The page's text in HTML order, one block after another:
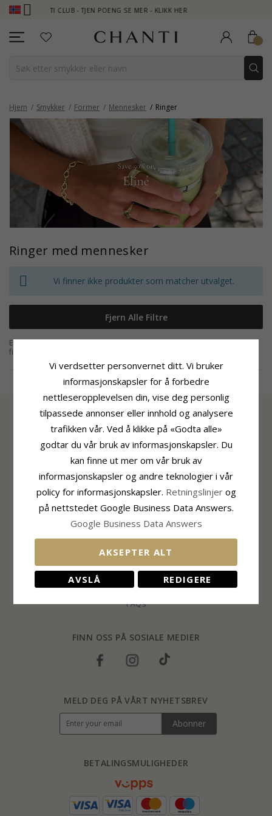
CLUB - TJEN POENG SE MER - KLIKK HER
Hjem Smykker Former Mennesker Ringer
Ringer med mennesker
Vi finner ikke produkter som matcher utvalget.
Fjern Alle Filtre
En ring med menneske som motiv kan være veldig søt. Du kan blant annet
finne en fin tå ring med små føtter eller ringer med Hamsas hånd.
Mulighetene er mange, det er bare et spørsmål om å utforske de mange
mulighetene på dette området blant smykker ogringermed
menneske motiv.
Læs mere
INFORMASJON
Kontakt
Cookie og Personvernpolicy
Samtykkeinnstillinger
Ringstørrelser
Blog
FAQs
FINN OSS PÅ SOSIALE MEDIER
BETALINGSMULIGHEDER
MELD DEG PÅ VÅRT NYHETSBREV
Abonner
Vi verdsetter personvernet ditt. Vi bruker
informasjonskapsler for å forbedre
nettleseropplevelsen din, vise deg personlig
tilpassede annonser eller innhold og analysere
trafikken vår. Ved å klikke på «Godta alle»
godtar du vår bruk av informasjonskapsler. Du
kan finne ut mer om vår bruk av
informasjonskapsler og andre teknologier i vår
policy for informasjonskapsler. Retningslinjer og
på nettstedet Google Business Data Answers.
Google Business Data Answers
AKSEPTER ALT
AVSLÅ REDIGERE